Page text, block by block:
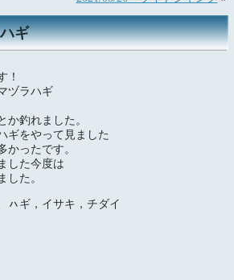
ギ
！
ヅラハギ
か釣れました。
ギをやって見ました
かったです。
した今度は
した。
ギ，イサキ，チダイ